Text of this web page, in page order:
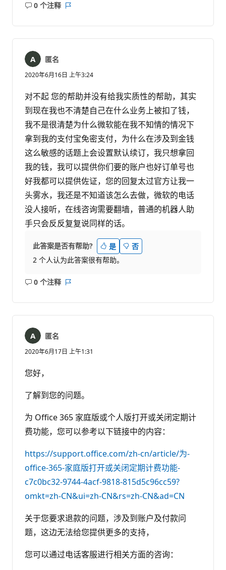
0 个注释
无
匿名
2020年6月16日 上午3:24
对不起 您的帮助并没有给我实质性的帮助，其实
到现在我也不清楚自己在什么业务上被扣了钱，
我不是很清楚为什么微软能在我不知情的情况下
拿到我的支付宝免密支付，为什么在涉及到金钱
这么敏感的话题上会设置默认续订，我只想拿回
我的钱，我可以提供你们要的账户也好订单号也
好我都可以提供佐证，您的回复太过官方让我一
头雾水，我还是不知道该怎么去做，微软的电话
没人接听，在线咨询需要翻墙，普通的机器人助
手只会反反复复说同样的话。
此答案是否有帮助? 是
否
2 个人认为此答案很有帮助。
0 个注释
无
匿名
2020年6月17日 上午1:31
您好，
了解到您的问题。
为 Office 365 家庭版或个人版打开或关闭定期计
费功能，您可以参考以下链接中的内容：
https://support.office.com/zh-cn/article/为-
office-365-家庭版打开或关闭定期计费功能-
c7c0bc32-9744-4acf-9818-815d5c96cc59?
omkt=zh-CN&ui=zh-CN&rs=zh-CN&ad=CN
关于您要求退款的问题，涉及到账户及付款问
题，这边无法给您提供更多的支持，
您可以通过电话客服进行相关方面的咨询：